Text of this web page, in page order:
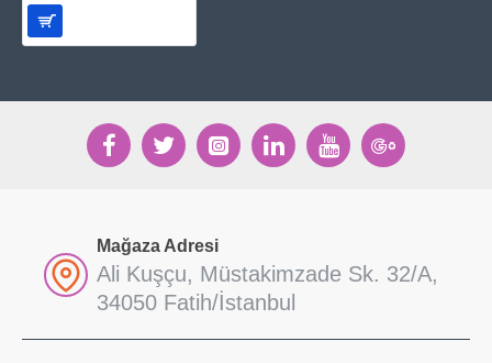
Mağaza Adresi
Ali Kuşçu, Müstakimzade Sk. 32/A,
34050 Fatih/İstanbul